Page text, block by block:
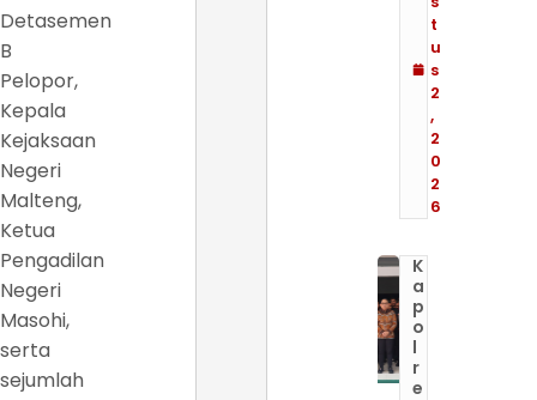
Detasemen
B
Pelopor,
Kepala
Kejaksaan
Negeri
Malteng,
Ketua
Pengadilan
Negeri
Masohi,
serta
sejumlah
t
u
s
2
,
2
0
2
6
K
a
p
o
l
r
e